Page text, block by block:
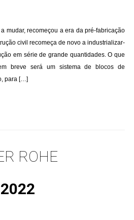
mudar, recomeçou a era da pré-fabricação
civil recomeça de novo a industrializar-
em série de grande quantidades. O que
breve será um sistema de blocos de
para […]
ROHE
2022